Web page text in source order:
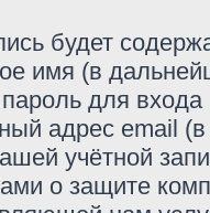
будет
имя (в
для
адрес email
учётной
о защите